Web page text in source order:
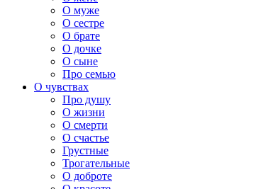
О муже
О сестре
О брате
О дочке
О сыне
Про семью
О чувствах
Про душу
О жизни
О смерти
О счастье
Грустные
Трогательные
О доброте